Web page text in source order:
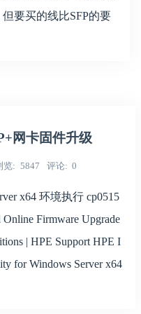
要买的线比SFP的要
网卡固件升级
览 5847 评论 0
x64 环境执行 cp0515
Firmware Upgrade
| HPE Support HPE I
for Windows Server x64